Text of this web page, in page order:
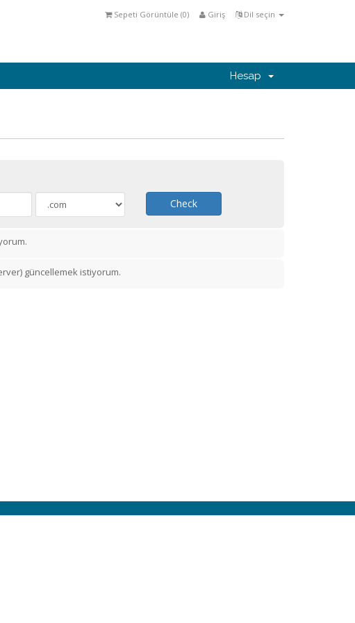
Dil seçin
Giriş
Sepeti Görüntüle (0)
Hesap
Check
güncellemek istiyorum.